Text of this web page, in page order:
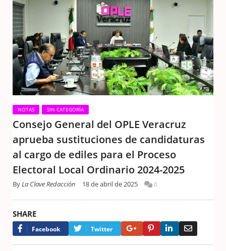
NOTAS SIN CATEGORÍA
Consejo General del OPLE Veracruz
aprueba sustituciones de candidaturas
al cargo de ediles para el Proceso
Electoral Local Ordinario 2024-2025
ByLa Clave Redacción 18 de abril de 2025 0
SHARE
Facebook Twitter Google+PinterestLinkedIn